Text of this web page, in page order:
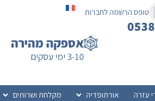
טופס הרשמה לחברות
אספקה מהירה
3-10 ימי עסקים
עזרה אורתופדיה מקלחת ושרותים